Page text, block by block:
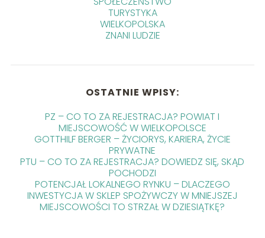
TURYSTYKA
WIELKOPOLSKA
ZNANI LUDZIE
OSTATNIE WPISY:
PZ – CO TO ZA REJESTRACJA? POWIAT I
MIEJSCOWOŚĆ W WIELKOPOLSCE
GOTTHILF BERGER – ŻYCIORYS, KARIERA, ŻYCIE
PRYWATNE
PTU – CO TO ZA REJESTRACJA? DOWIEDZ SIĘ, SKĄD
POCHODZI
POTENCJAŁ LOKALNEGO RYNKU – DLACZEGO
INWESTYCJA W SKLEP SPOŻYWCZY W MNIEJSZEJ
MIEJSCOWOŚCI TO STRZAŁ W DZIESIĄTKĘ?